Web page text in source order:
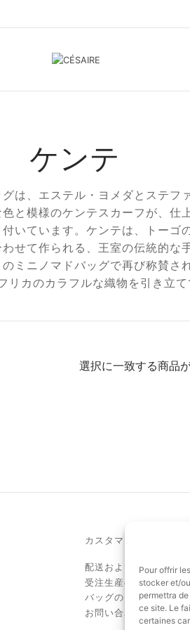
Pour offrir
stocker et/
permettra
ce site. Le
certaines
ケンテ
は、エステル・ヨメダとステフ
と模様のケンテスカーフが、仕
いています。ケンテは、トーゴ
せて作られる、王室の伝統的な
ミニノマドバッグで再び称賛さ
リカのカラフルな織物を引き立て
選択に一致する商品
カスタマーサービス
配送および関税
受注生産のバッグ
バッグのお手入れ
お問い合わせ